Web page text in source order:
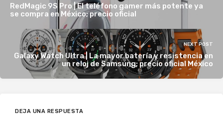
RedMagic 9S Pro | El teléfono gamer más potente ya
se compra en México; precio oficial
NEXT POST
Galaxy Watch Ultra | La mayor batería y resistencia en
un reloj de Samsung; precio oficial México
DEJA UNA RESPUESTA